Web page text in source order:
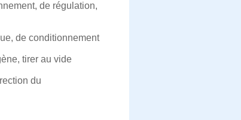
de régulation,
de conditionnement
tirer au vide
du